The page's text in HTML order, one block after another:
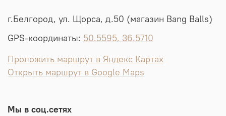
г.Белгород, ул. Щорса, д.50 (магазин Bang Balls)
GPS-координаты: 50.5595, 36.5710
Проложить маршрут в Яндекс Картах
Открыть маршрут в Google Maps
Мы в соц.сетях